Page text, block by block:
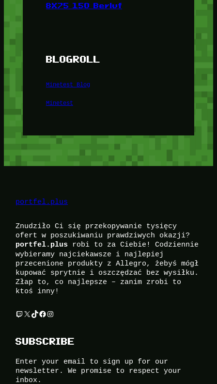
8X75 150 Berluf
BLOGROLL
Minetest Blog
Minetest
portfel.plus
Znudziło Ci się przekopywanie tysięcy
ofert w poszukiwaniu prawdziwych okazji?
portfel.plus robi to za Ciebie! Codziennie
wybieramy najciekawsze i najlepiej
przecenione produkty z Allegro, żebyś mógł
kupować sprytnie i oszczędzać bez wysiłku.
Złap to, co najlepsze – zanim zrobi to
ktoś inny!
Twitch X TikTok Facebook Instagram
SUBSCRIBE
Enter your email to sign up for our
newsletter. We promise to respect your
inbox.